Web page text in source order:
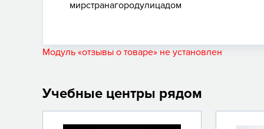
мирстранагородулицадом
Модуль «отзывы о товаре» не установлен
Учебные центры рядом